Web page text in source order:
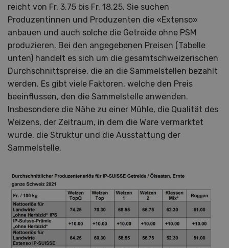
reicht von Fr. 3.75 bis Fr. 18.25. Sie suchen
Produzentinnen und Produzenten die «Extenso»
anbauen und auch solche die Getreide ohne PSM
produzieren. Bei den angegebenen Preisen (Tabelle
unten) handelt es sich um die gesamtschweizerischen
Durchschnittspreise, die an die Sammelstellen bezahlt
werden. Es gibt viele Faktoren, welche den Preis
beeinflussen, den die Sammelstelle anwenden.
Insbesondere die Nähe zu einer Mühle, die Qualität des
Weizens, der Zeitraum, in dem die Ware vermarktet
wurde, die Struktur und die Ausstattung der
Sammelstelle.